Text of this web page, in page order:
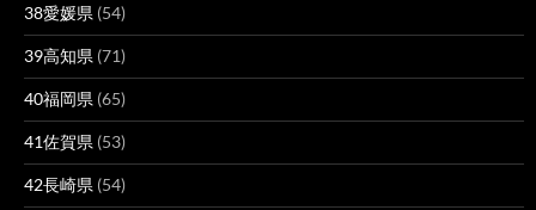
38愛媛県 (54)
39高知県 (71)
40福岡県 (65)
41佐賀県 (53)
42長崎県 (54)